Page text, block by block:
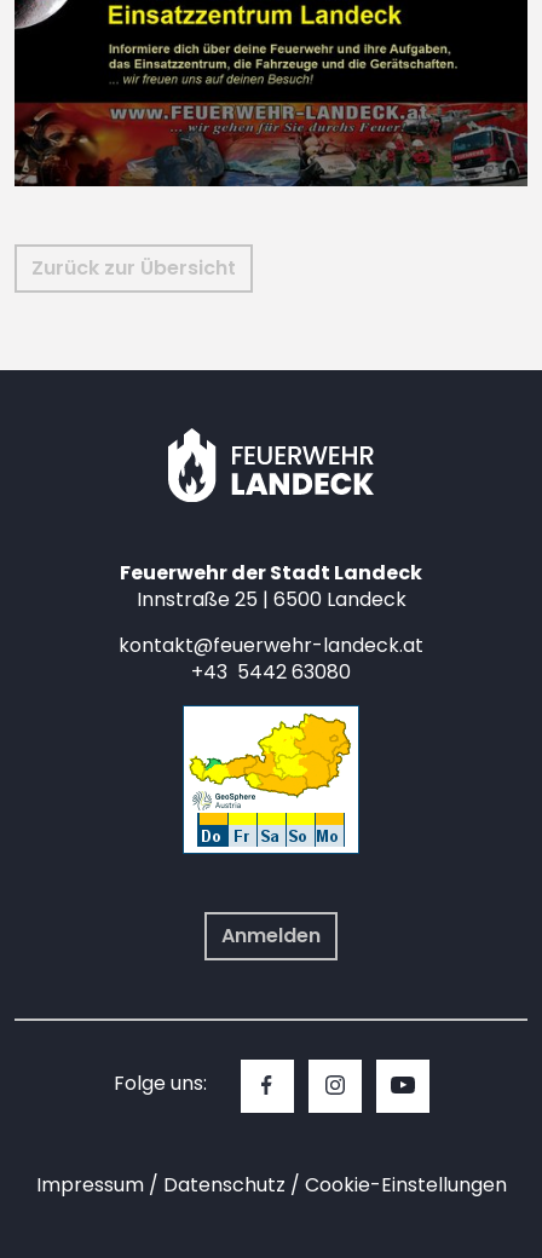
Zurück zur Übersicht
Feuerwehr der Stadt Landeck
Innstraße 25 | 6500 Landeck
kontakt@feuerwehr-landeck.at
+43 5442 63080
Anmelden
Folge uns:
Impressum Datenschutz Cookie-Einstellungen